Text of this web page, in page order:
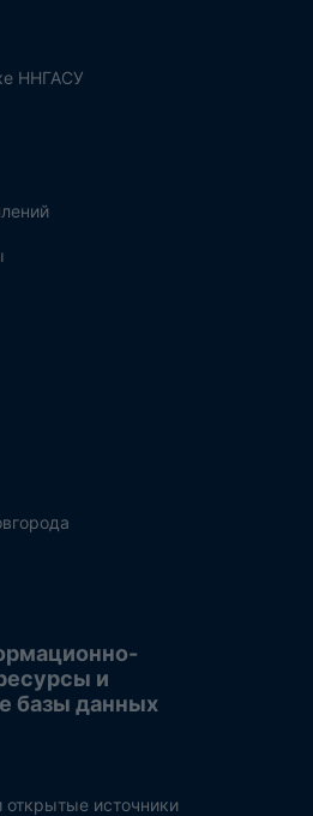
ННГАСУ
и
базы данных
источники